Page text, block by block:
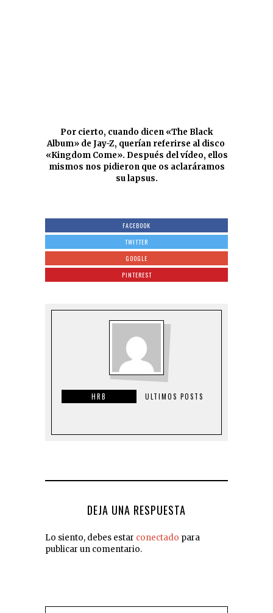
Por cierto, cuando dicen «The Black
Album» de Jay-Z, querían referirse al disco
«Kingdom Come». Después del vídeo, ellos
mismos nos pidieron que os aclaráramos
su lapsus.
FACEBOOK
TWITTER
GOOGLE
PINTEREST
HRB ULTIMOS POSTS
DEJA UNA RESPUESTA
Lo siento, debes estar conectado para
publicar un comentario.